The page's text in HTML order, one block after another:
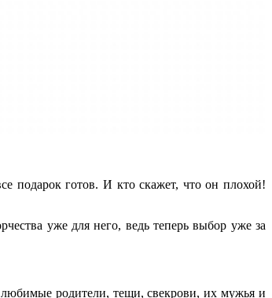
подарок готов. И кто скажет, что он плохой!
уже для него, ведь теперь выбор уже за
родители, тещи, свекрови, их мужья и